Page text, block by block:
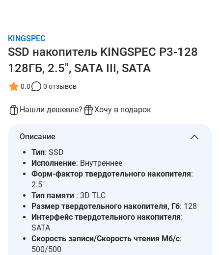
KINGSPEC
SSD накопитель KINGSPEC P3-128
128ГБ, 2.5", SATA III, SATA
0.0 0 отзывов
Нашли дешевле? Хочу в подарок
Описание
Тип: SSD
Исполнение: Внутреннее
Форм-фактор твердотельного накопителя:
2.5"
Тип памяти : 3D TLC
Размер твердотельного накопителя, Гб: 128
Интерфейс твердотельного накопителя:
SATA
Скорость записи/Скорость чтения Мб/с:
500/500